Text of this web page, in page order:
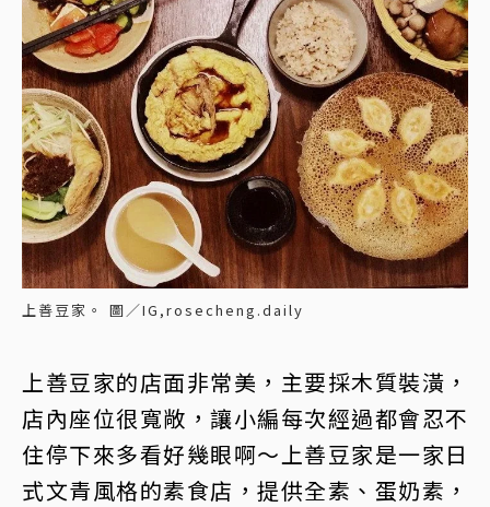
上善豆家。 圖／IG,rosecheng.daily
上善豆家的店面非常美，主要採木質裝潢，
店內座位很寬敞，讓小編每次經過都會忍不
住停下來多看好幾眼啊～上善豆家是一家日
式文青風格的素食店，提供全素、蛋奶素，